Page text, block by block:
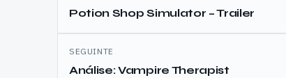
de
artigos
Potion Shop Simulator – Trailer
SEGUINTE
Análise: Vampire Therapist